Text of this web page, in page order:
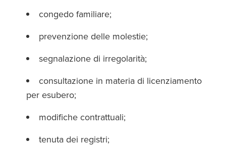
congedo familiare;
prevenzione delle molestie;
segnalazione di irregolarità;
consultazione in materia di licenziamento
per esubero;
modifiche contrattuali;
tenuta dei registri;